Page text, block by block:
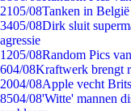
2105/08Tanken in
3405/08Dirk sluit
agressie
1205/08Random Pics
604/08Kraftwerk brengt
2004/08Apple vecht
8504/08'Witte' mannen